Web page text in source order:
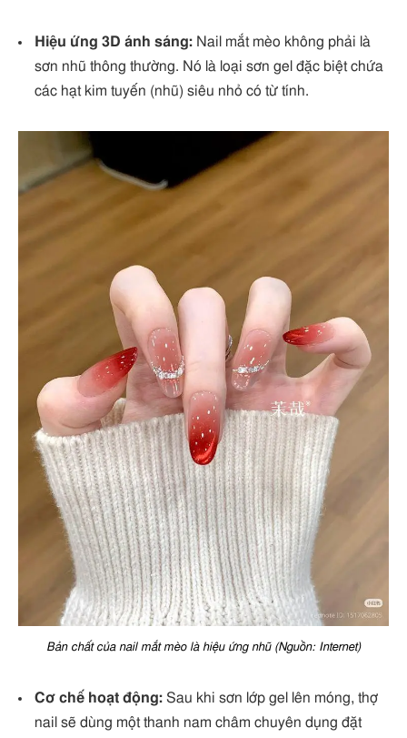
Hiệu ứng 3D ánh sáng: Nail mắt mèo không phải là
sơn nhũ thông thường. Nó là loại sơn gel đặc biệt chứa
các hạt kim tuyến (nhũ) siêu nhỏ có từ tính.
Bản chất của nail mắt mèo là hiệu ứng nhũ (Nguồn: Internet)
Cơ chế hoạt động: Sau khi sơn lớp gel lên móng, thợ
nail sẽ dùng một thanh nam châm chuyên dụng đặt